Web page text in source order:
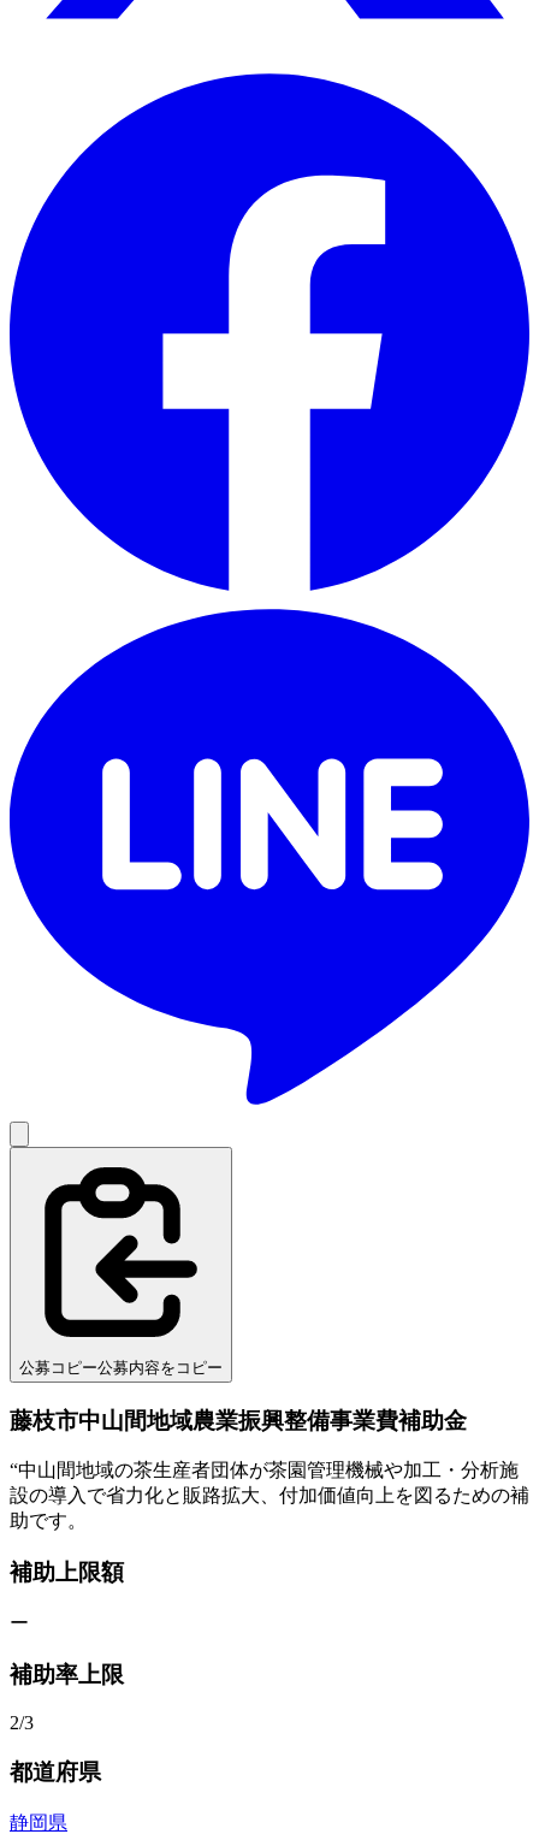
公募コピー公募内容をコピー
藤枝市中山間地域農業振興整備事業費補助金
“中山間地域の茶生産者団体が茶園管理機械や加工・分析施
設の導入で省力化と販路拡大、付加価値向上を図るための補
助です。
補助上限額
ー
補助率上限
2/3
都道府県
静岡県